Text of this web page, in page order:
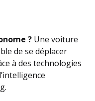
? Une voiture
de se déplacer
à des technologies